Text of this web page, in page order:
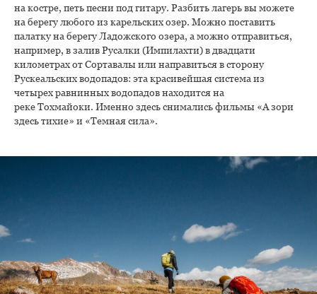
на костре, петь песни под гитару. Разбить лагерь вы можете
на берегу любого из карельских озер. Можно поставить
палатку на берегу Ладожского озера, а можно отправиться,
например, в залив Русалки (Импилахти) в двадцати
километрах от Сортавалы или направиться в сторону
Рускеальских водопадов: эта красивейшая система из
четырех равнинных водопадов находится на
реке Тохмайоки. Именно здесь снимались фильмы «А зори
здесь тихие» и «Темная сила».